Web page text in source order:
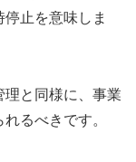
止を意味しま
理と同様に、事業
るべきです。